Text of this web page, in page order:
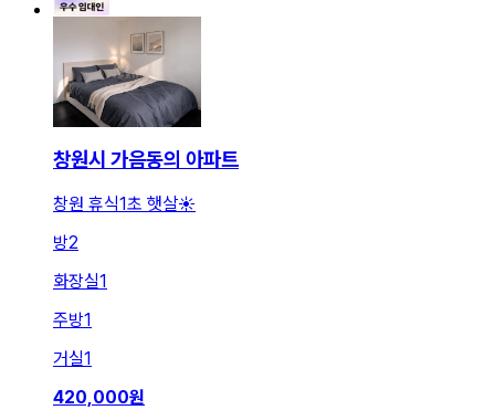
창원시 가음동의 아파트
창원 휴식1초 햇살☀️
방2
화장실1
주방1
거실1
420,000원